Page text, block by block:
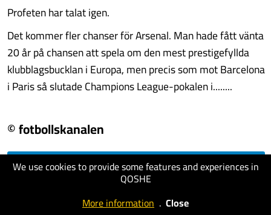
We use cookies to provide some features and experiences in
QOSHE
More information . Close
Profeten har talat igen.
Det kommer fler chanser för Arsenal. Man hade fått vänta
20 år på chansen att spela om den mest prestigefyllda
klubblagsbucklan i Europa, men precis som mot Barcelona
i Paris så slutade Champions League-pokalen i........
© fotbollskanalen
visit website